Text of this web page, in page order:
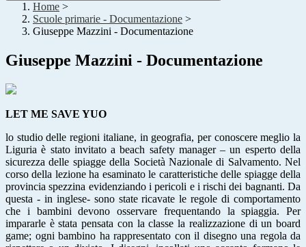
Home >
Scuole primarie - Documentazione >
Giuseppe Mazzini - Documentazione
Giuseppe Mazzini - Documentazione
LET ME SAVE YUO
lo studio delle regioni italiane, in geografia, per conoscere meglio la
Liguria è stato invitato a beach safety manager – un esperto della
sicurezza delle spiagge della Società Nazionale di Salvamento. Nel
corso della lezione ha esaminato le caratteristiche delle spiagge della
provincia spezzina evidenziando i pericoli e i rischi dei bagnanti. Da
questa - in inglese- sono state ricavate le regole di comportamento
che i bambini devono osservare frequentando la spiaggia. Per
impararle è stata pensata con la classe la realizzazione di un board
game; ogni bambino ha rappresentato con il disegno una regola da